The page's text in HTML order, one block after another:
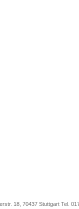
18, 70437 Stuttgart Tel.